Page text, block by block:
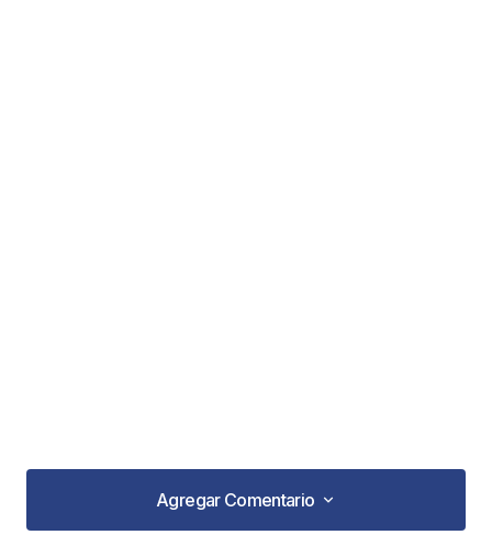
Agregar Comentario
Agregar Comentario